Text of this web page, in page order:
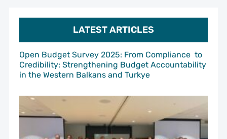
LATEST ARTICLES
Open Budget Survey 2025: From Compliance to
Credibility: Strengthening Budget Accountability
in the Western Balkans and Turkye